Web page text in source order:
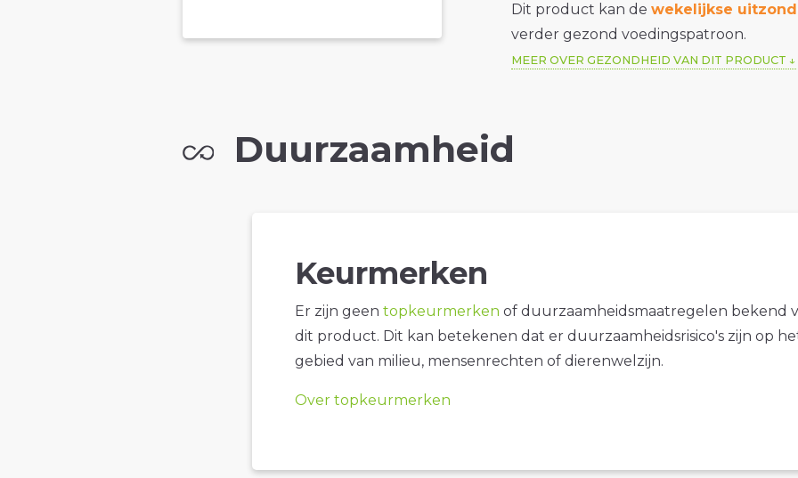
Dit product kan dewekelijkse
verder gezond voedingspatroon.
MEER OVER GEZONDHEID VAN DIT PRODUCT
Duurzaamheid
Keurmerken
Er zijn geen topkeurmerken of duurzaamheidsmaatregelen bekend
dit product. Dit kan betekenen dat er duurzaamheidsrisico's zijn op
gebied van milieu, mensenrechten of dierenwelzijn.
Over topkeurmerken